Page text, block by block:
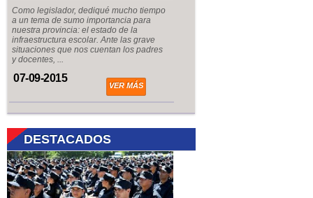
Como legislador, dediqué mucho tiempo
a un tema de sumo importancia para
nuestra provincia: el estado de la
infraestructura escolar. Ante las grave
situaciones que nos cuentan los padres
y docentes, ...
07-09-2015
VER MÁS
DESTACADOS